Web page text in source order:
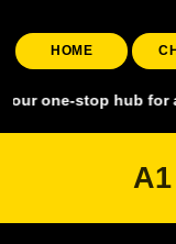
HOME
hub for accurate